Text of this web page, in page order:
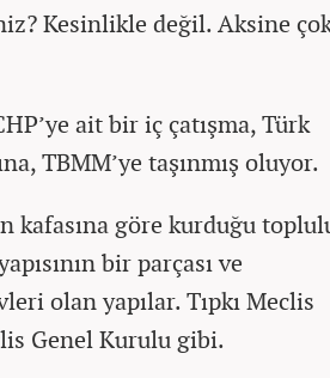
Kesinlikle değil. Aksine
ait bir iç çatışma, Türk
TBMM’ye taşınmış oluyor.
kafasına göre kurduğu
bir parçası ve
olan yapılar. Tıpkı Meclis
Genel Kurulu gibi.